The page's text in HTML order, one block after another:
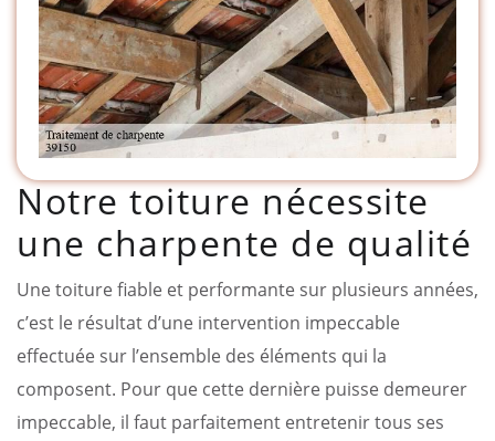
Notre toiture nécessite
une charpente de qualité
Une toiture fiable et performante sur plusieurs années,
c’est le résultat d’une intervention impeccable
effectuée sur l’ensemble des éléments qui la
composent. Pour que cette dernière puisse demeurer
impeccable, il faut parfaitement entretenir tous ses